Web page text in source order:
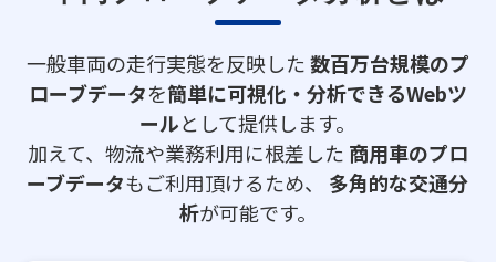
一般車両の走行実態を反映した数百万台規模のプ
ローブデータを簡単に可視化・分析できるWebツ
ールとして提供します。
加えて、物流や業務利用に根差した 商用車のプロ
ーブデータもご利用頂けるため、 多角的な交通分
析が可能です。